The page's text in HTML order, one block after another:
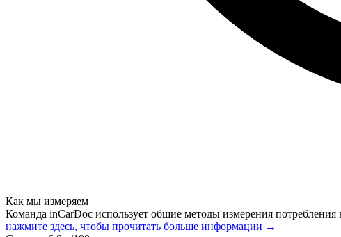
Как мы измеряем
Команда inCarDoc использует общие методы измерения потребления
нажмите здесь, чтобы прочитать больше информации →